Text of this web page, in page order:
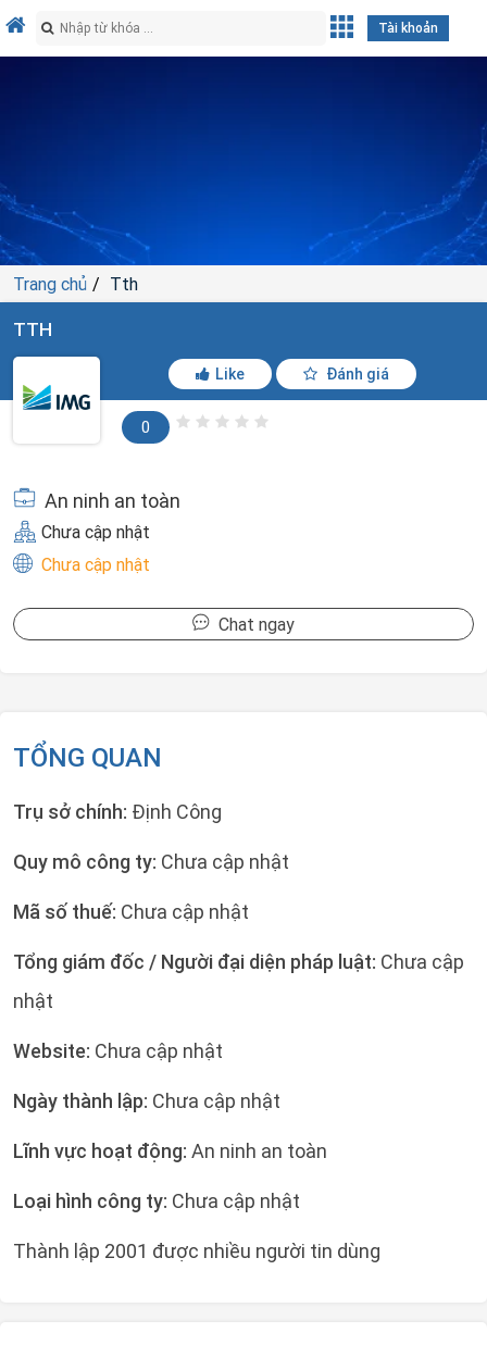
Tài khoản
Trang chủ Tth
TTH
Like Đánh giá
0
An ninh an toàn
Chưa cập nhật
Chưa cập nhật
Chat ngay
TỔNG QUAN
Trụ sở chính: Định Công
Quy mô công ty: Chưa cập nhật
Mã số thuế: Chưa cập nhật
Tổng giám đốc / Người đại diện pháp luật: Chưa cập
nhật
Website: Chưa cập nhật
Ngày thành lập: Chưa cập nhật
Lĩnh vực hoạt động: An ninh an toàn
Loại hình công ty: Chưa cập nhật
Thành lập 2001 được nhiều người tin dùng